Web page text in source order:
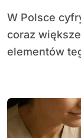
W Polsce cyfryzacja służby zdrowia zdobywa
coraz
elementów